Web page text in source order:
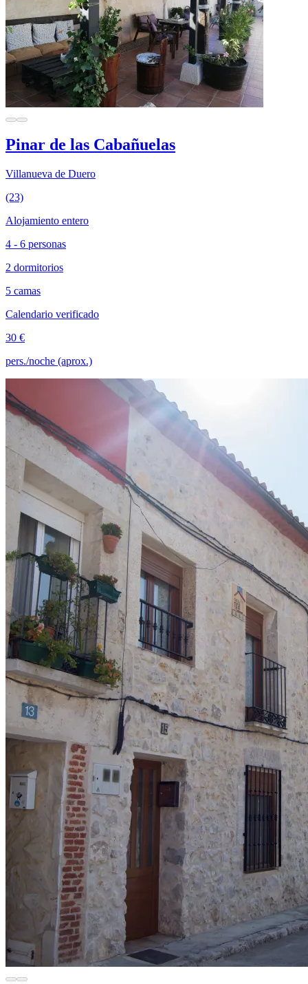
Pinar de las Cabañuelas
Villanueva de Duero
(23)
Alojamiento entero
4 - 6 personas
2 dormitorios
5 camas
Calendario verificado
30 €
pers./noche (aprox.)